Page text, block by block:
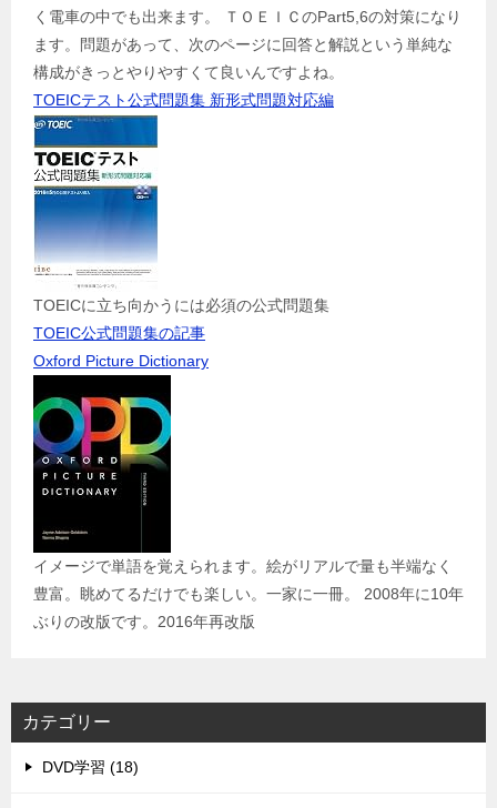
く電車の中でも出来ます。 ＴＯＥＩＣのPart5,6の対策になり
ます。問題があって、次のページに回答と解説という単純な
構成がきっとやりやすくて良いんですよね。
TOEICテスト公式問題集 新形式問題対応編
TOEICに立ち向かうには必須の公式問題集
TOEIC公式問題集の記事
Oxford Picture Dictionary
イメージで単語を覚えられます。絵がリアルで量も半端なく
豊富。眺めてるだけでも楽しい。一家に一冊。 2008年に10年
ぶりの改版です。2016年再改版
カテゴリー
DVD学習 (18)